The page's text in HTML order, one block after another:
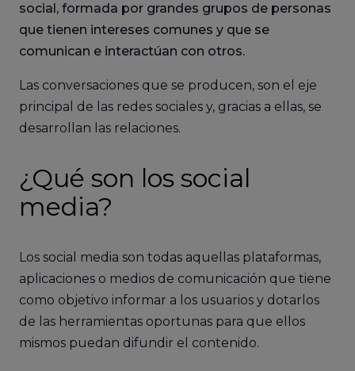
social, formada por grandes grupos de personas
que tienen intereses comunes y que se
comunican e interactúan con otros.
Las conversaciones que se producen, son el eje
principal de las redes sociales y, gracias a ellas, se
desarrollan las relaciones.
¿Qué son los social
media?
Los social media son todas aquellas plataformas,
aplicaciones o medios de comunicación que tiene
como objetivo informar a los usuarios y dotarlos
de las herramientas oportunas para que ellos
mismos puedan difundir el contenido.